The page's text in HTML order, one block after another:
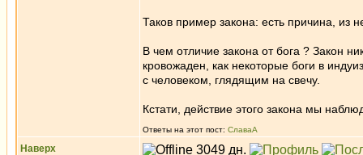
Таков пример закона: есть причина, из
В чем отличие закона от бога ? Закон
кровожаден, как некоторые боги в
с человеком, глядящим на свечу.
Кстати, действие этого закона мы
Ответы на этот пост: СлаваА
Наверх